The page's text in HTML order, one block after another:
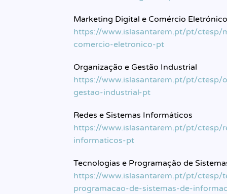
Marketing Digital e Comércio Eletrónico
https://www.islasantarem.pt/pt/ctesp/
comercio-eletronico-pt
Organização e Gestão Industrial
https://www.islasantarem.pt/pt/ctesp/
gestao-industrial-pt
Redes e Sistemas Informáticos
https://www.islasantarem.pt/pt/ctesp/
informaticos-pt
Tecnologias e Programação de
https://www.islasantarem.pt/pt/ctesp/
programacao-de-sistemas-de-